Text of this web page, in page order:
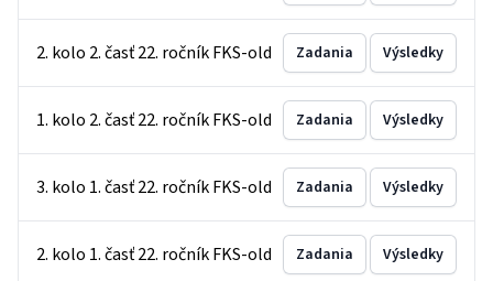
2. kolo 2. časť 22. ročník FKS-old Zadania Výsledky
1. kolo 2. časť 22. ročník FKS-old Zadania Výsledky
3. kolo 1. časť 22. ročník FKS-old Zadania Výsledky
2. kolo 1. časť 22. ročník FKS-old Zadania Výsledky